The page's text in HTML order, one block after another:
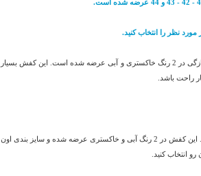
نظر را انتخاب کنید.
کفش آدیداس مدل Adizero Run یک کفش بسیار سبک و راحت می باشد که به تازگی در 2 رنگ خاکستری و آبی عرضه شده است. این کفش بسیار
راحت باشد.
ویژگی بعدی داشتن کفی دوخته شده هستش که باعث استحکام بالاتر کفش شده. این کفش در 2 رنگ آبی و خاکستری عرضه شده و سایز بندی اون